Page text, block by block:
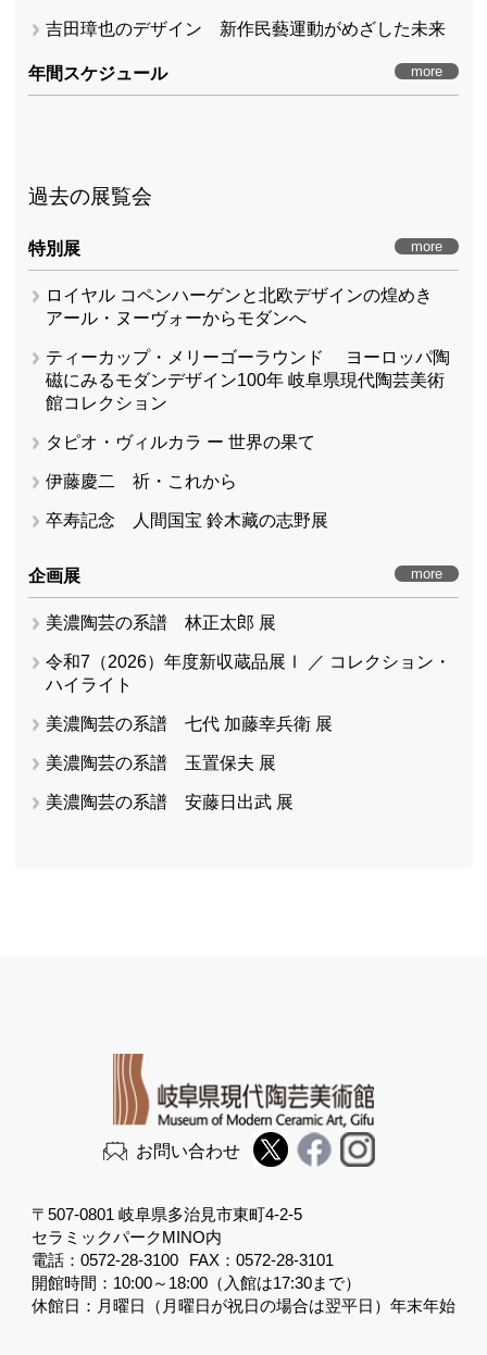
吉田璋也のデザイン 新作民藝運動がめざした未来
年間スケジュール more
過去の展覧会
特別展 more
ロイヤル コペンハーゲンと北欧デザインの煌めき
アール・ヌーヴォーからモダンへ
ティーカップ・メリーゴーラウンド ヨーロッパ陶
磁にみるモダンデザイン100年 岐阜県現代陶芸美術
館コレクション
タピオ・ヴィルカラ ー 世界の果て
伊藤慶二 祈・これから
卒寿記念 人間国宝 鈴木藏の志野展
企画展 more
美濃陶芸の系譜 林正太郎 展
令和7（2026）年度新収蔵品展Ⅰ ／ コレクション・
ハイライト
美濃陶芸の系譜 七代 加藤幸兵衛 展
美濃陶芸の系譜 玉置保夫 展
美濃陶芸の系譜 安藤日出武 展
お問い合わせ
〒507-0801 岐阜県多治見市東町4-2-5
セラミックパークMINO内
電話：0572-28-3100
FAX：0572-28-3101
開館時間：10:00～18:00（入館は17:30まで）
休館日：月曜日（月曜日が祝日の場合は翌平日）年末年始